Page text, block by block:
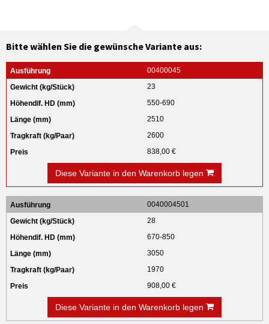
Bitte wählen Sie die gewünsche Variante aus:
00400045
23
550-690
2510
2600
838,00 €
Diese Variante in den Warenkorb legen
0040004501
28
670-850
3050
1970
908,00 €
Diese Variante in den Warenkorb legen